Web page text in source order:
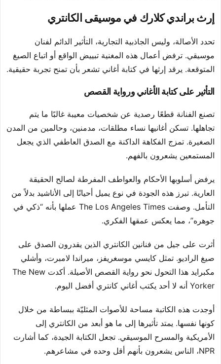
إرث براندي كلارك في موسيقى الكانتري
تحدد الأصالة، وليس الجاذبية التجارية، التأثير الدائم لفنان
موسيقي. ترفض أعمال هذه المغنية تبييض الواقع أو اتباع الصيغ
المتوقعة. يرقد إرثها في كتابة أغاني تشعر بأن تمنح تجربة حقيقية.
التأثير على كتابة الأغاني ورواية القصص
تصنع الفنانة قطعًا رصدية عن شخصيات معيبة غالبًا ما يتم
تجاهلها. تسكن أغانيها نساء مطلقات، مدمنين، وحالمين من المدن
الصغيرة. تمزج الفكاهة الداكنة مع الصدق العاطفي الذي يجعل
المستمعين يشعرون بالفهم.
يرفض أسلوبها الأحكام والعواطف المفرطة لصالح الحقيقة
العارية. تبرز هذه الجودة في نوع يميل أحيانًا إلى الأناشيد بدلاً من
التأمل. وصفت The Los Angeles Times عملها بأنه “ذكي في
جوهره”، مما يعكس عمقها الفكري.
أثرت على جيل من فنانين الكانتري الذين يقدرون الصدق على
صيغ الراديو. تمثل كايسي موسغريفز، ميراندا لامبرت، وأشلي
مكبرايد هذا التحول نحو رواية القصص الأصيلة. أكدت The New
Yorker أنه لا أحد يكتب أغاني كانتري أفضل اليوم.
أوجدت هذه الكاتبة مساحة للأصوات المثليّة ببساطة من خلال
كونها نفسها. يمتد تأثيرها إلى ما هو أبعد من الكانتري إلى
الأمريكية والمسرح الموسيقي. تجعل الكتابة الجيدة، كما أشارت
NPR، الناس يشعرون بأنهم أقل وحده في مشاعرهم.